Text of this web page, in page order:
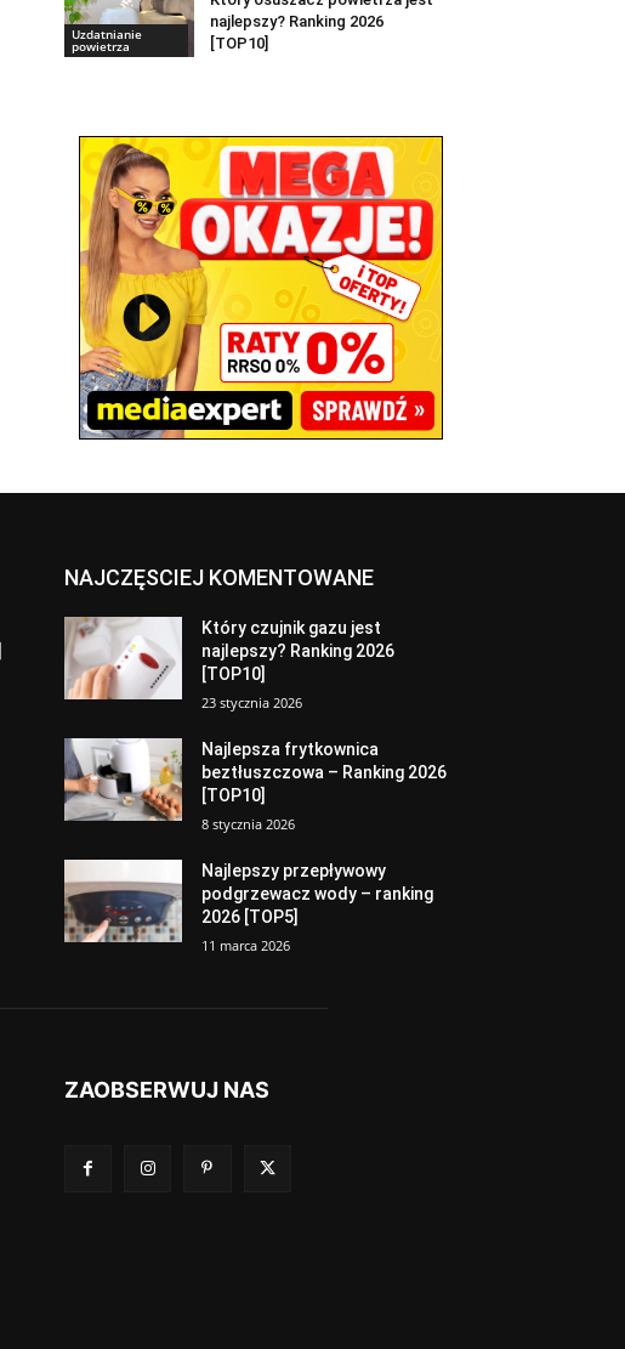
Uzdatnianie
powietrza
najlepszy? Ranking 2026
[TOP10]
NAJCZĘSCIEJ KOMENTOWANE
Który czujnik gazu jest
najlepszy? Ranking 2026
[TOP10]
23 stycznia 2026
Najlepsza frytkownica
beztłuszczowa – Ranking 2026
[TOP10]
8 stycznia 2026
Najlepszy przepływowy
podgrzewacz wody – ranking
2026 [TOP5]
11 marca 2026
ZAOBSERWUJ NAS